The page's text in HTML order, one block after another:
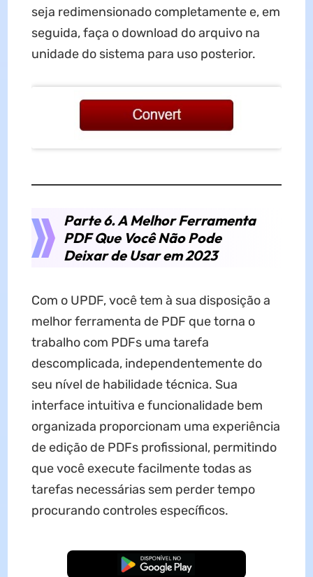
seja redimensionado completamente e, em
seguida, faça o download do arquivo na
unidade do sistema para uso posterior.
Parte 6. A Melhor Ferramenta
PDF Que Você Não Pode
Deixar de Usar em 2023
Com o UPDF, você tem à sua disposição a
melhor ferramenta de PDF que torna o
trabalho com PDFs uma tarefa
descomplicada, independentemente do
seu nível de habilidade técnica. Sua
interface intuitiva e funcionalidade bem
organizada proporcionam uma experiência
de edição de PDFs profissional, permitindo
que você execute facilmente todas as
tarefas necessárias sem perder tempo
procurando controles específicos.
Baixar Grátis